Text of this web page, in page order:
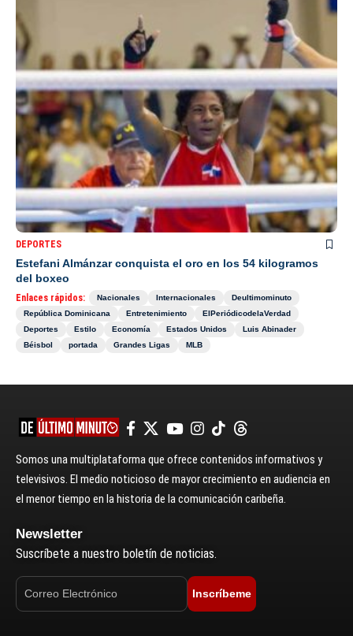
DEPORTES
Estefani Almánzar conquista el oro en los 54 kilogramos
del boxeo
Enlaces rápidos: Nacionales Internacionales
Deultimominuto
República Dominicana
Entretenimiento
ElPeriódicodelaVerdad
Deportes
Estilo Economía Estados Unidos
Luis Abinader
Béisbol
portada Grandes Ligas MLB
Somos una multiplataforma que ofrece contenidos informativos y
televisivos. El medio noticioso de mayor crecimiento en audiencia en
el menor tiempo en la historia de la comunicación caribeña.
Newsletter
Suscríbete a nuestro boletín de noticias.
Inscríbeme